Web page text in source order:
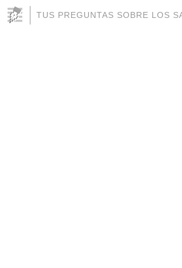
TUS PREGUNTAS SOBRE LOS